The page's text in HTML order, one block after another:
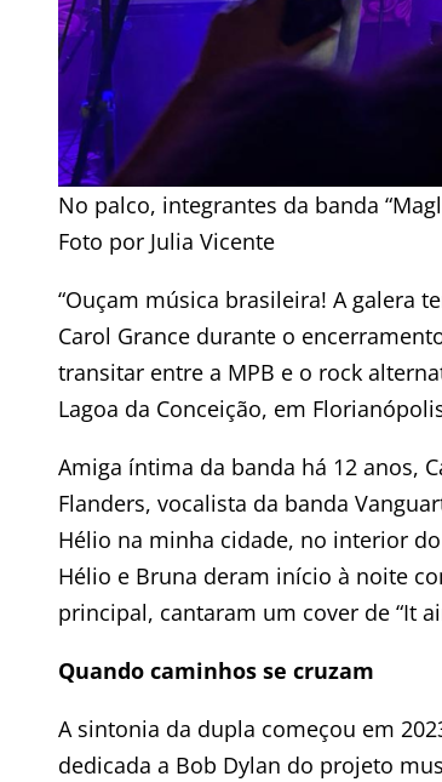
No palco, integrantes da banda
Foto por Julia Vicente
“Ouçam música brasileira! A galera
Carol Grance durante o
transitar entre a MPB e o rock
Lagoa da Conceição, em
Amiga íntima da banda há 12 anos,
Flanders, vocalista da banda
Hélio na minha cidade, no interior
Hélio e Bruna deram início à noite
principal, cantaram um cover de “It
Quando caminhos se cruzam
A sintonia da dupla começou em
dedicada a Bob Dylan do projeto